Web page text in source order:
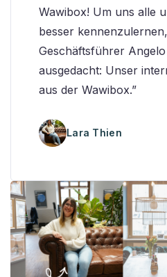
Wawibox! Um uns alle
besser
Geschäftsführer
ausgedacht: Unser
aus der Wawibox.”
Lara Thien